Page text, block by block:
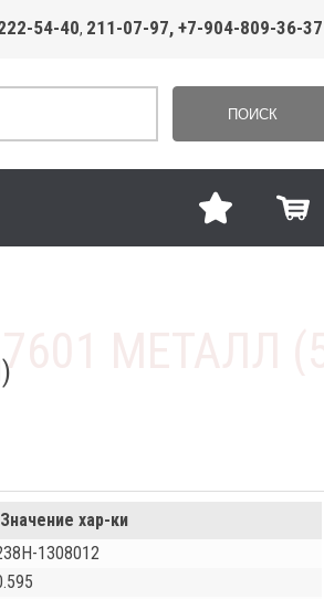
54-40, 211-07-97, +7-904-809-36-37
ПОИСК
Значение хар-ки
1308012